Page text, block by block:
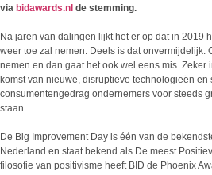
via bidawards.nl de stemming.
Na jaren van dalingen lijkt het er op dat in 2019
weer toe zal nemen. Deels is dat onvermijdelijk.
nemen en dan gaat het ook wel eens mis. Zeker
komst van nieuwe, disruptieve technologieën en
consumentengedrag ondernemers voor steeds
staan.
De Big Improvement Day is één van de
Nederland en staat bekend als De meest
filosofie van positivisme heeft BID de Phoenix